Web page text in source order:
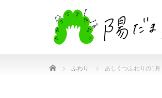
Home ふわり あしくつふわりの1月